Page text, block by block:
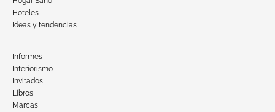
Hoteles
Ideas y tendencias
Informes
Interiorismo
Invitados
Libros
Marcas